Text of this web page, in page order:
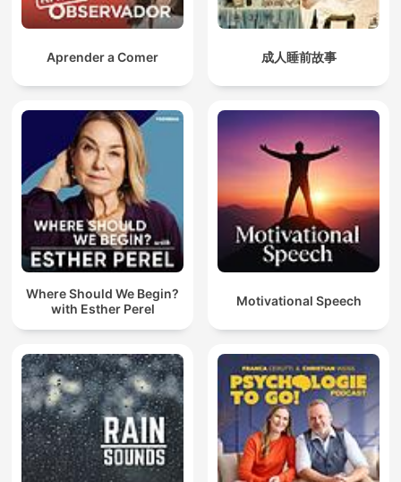
Aprender a Comer 成人睡前故事
Where Should We Begin?
with Esther Perel
Motivational Speech